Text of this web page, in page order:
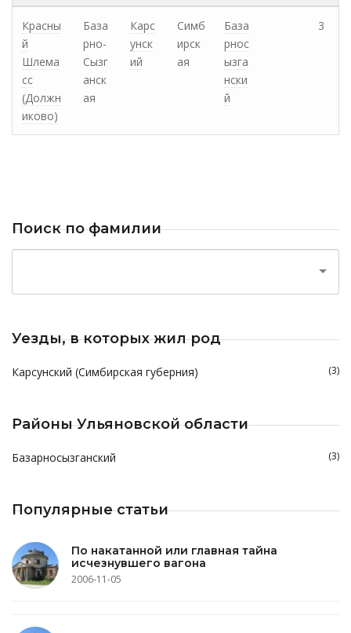
Красны
й
Шлема
сс
(Должн
иково)
База
рно-
Сызг
анск
ая
Карс
унск
ий
Симб
ирск
ая
База
рнос
ызга
нски
й
3
Поиск по фамилии
Уезды, в которых жил род
Карсунский (Симбирская губерния) (3)
Районы Ульяновской области
Базарносызганский (3)
Популярные статьи
По накатанной или главная тайна
исчезнувшего вагона
2006-11-05